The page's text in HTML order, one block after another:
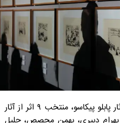
در نمایشگاه «پیکاسو در تهران» ۷۹ اثر از آثار پابلو پیکاسو، منتخب ۹ اثر از آثار